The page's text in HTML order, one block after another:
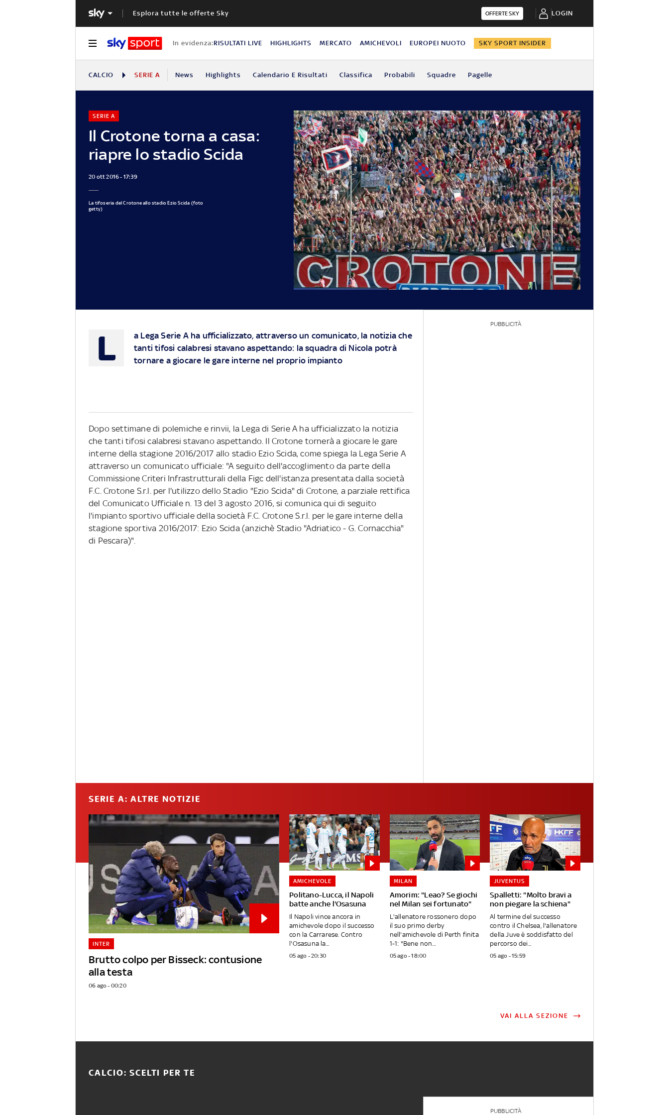
Esplora tutte le offerte Sky OFFERTE SKY LOGIN
In evidenza:RISULTATI LIVE HIGHLIGHTS MERCATO AMICHEVOLI EUROPEI NUOTO SKY SPORT INSIDER
CALCIO SERIE A News Highlights Calendario E Risultati Classifica Probabili Squadre Pagelle
Il Crotone torna a casa:
riapre lo stadio Scida
SERIE A
20 ott 2016 - 17:39
La tifoseria del Crotone allo stadio Ezio Scida (foto
getty)
L
a Lega Serie A ha ufficializzato, attraverso un comunicato, la notizia che
tanti tifosi calabresi stavano aspettando: la squadra di Nicola potrà
tornare a giocare le gare interne nel proprio impianto
Dopo settimane di polemiche e rinvii, la Lega di Serie A ha ufficializzato la notizia
che tanti tifosi calabresi stavano aspettando. Il Crotone tornerà a giocare le gare
interne della stagione 2016/2017 allo stadio Ezio Scida, come spiega la Lega Serie A
attraverso un comunicato ufficiale: "A seguito dell'accoglimento da parte della
Commissione Criteri Infrastrutturali della Figc dell'istanza presentata dalla società
F.C. Crotone S.r.l. per l'utilizzo dello Stadio "Ezio Scida" di Crotone, a parziale rettifica
del Comunicato Ufficiale n. 13 del 3 agosto 2016, si comunica qui di seguito
l'impianto sportivo ufficiale della società F.C. Crotone S.r.l. per le gare interne della
stagione sportiva 2016/2017: Ezio Scida (anzichè Stadio "Adriatico - G. Cornacchia"
di Pescara)".
PUBBLICITÀ
SERIE A: ALTRE NOTIZIE
Brutto colpo per Bisseck: contusione
alla testa
INTER
06 ago - 00:20
Politano-Lucca, il Napoli
batte anche l'Osasuna
AMICHEVOLE
Il Napoli vince ancora in
amichevole dopo il successo
con la Carrarese. Contro
l'Osasuna la...
05 ago - 20:30
Amorim: "Leao? Se giochi
nel Milan sei fortunato"
MILAN
L'allenatore rossonero dopo
il suo primo derby
nell'amichevole di Perth finita
1-1: "Bene non...
05 ago - 18:00
Spalletti: "Molto bravi a
non piegare la schiena"
JUVENTUS
Al termine del successo
contro il Chelsea, l'allenatore
della Juve è soddisfatto del
percorso dei...
05 ago - 15:59
VAI ALLA SEZIONE
CALCIO: SCELTI PER TE
PUBBLICITÀ